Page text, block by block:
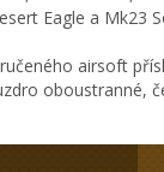
Eagle a Mk23
airsoft
oboustranné,